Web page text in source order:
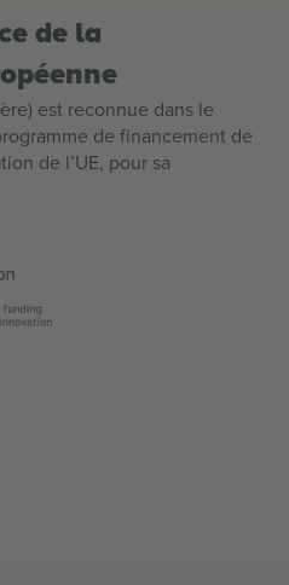
de la
est reconnue dans le
de financement de
de l’UE, pour sa